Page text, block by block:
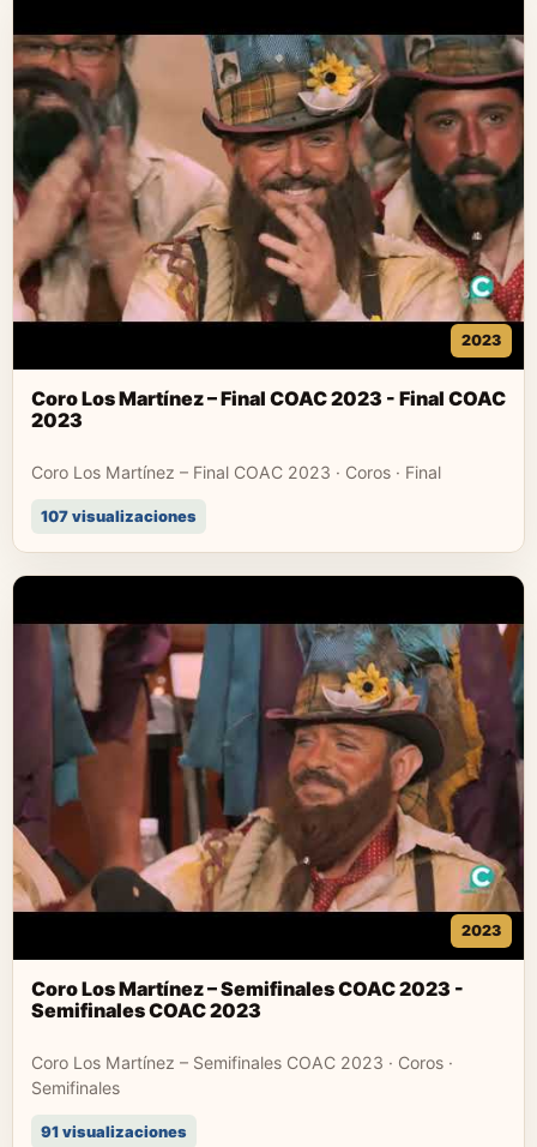
2023
Coro Los Martínez – Final COAC 2023 - Final COAC
2023
Coro Los Martínez – Final COAC 2023 · Coros · Final
107 visualizaciones
2023
Coro Los Martínez – Semifinales COAC 2023 -
Semifinales COAC 2023
Coro Los Martínez – Semifinales COAC 2023 · Coros ·
Semifinales
91 visualizaciones